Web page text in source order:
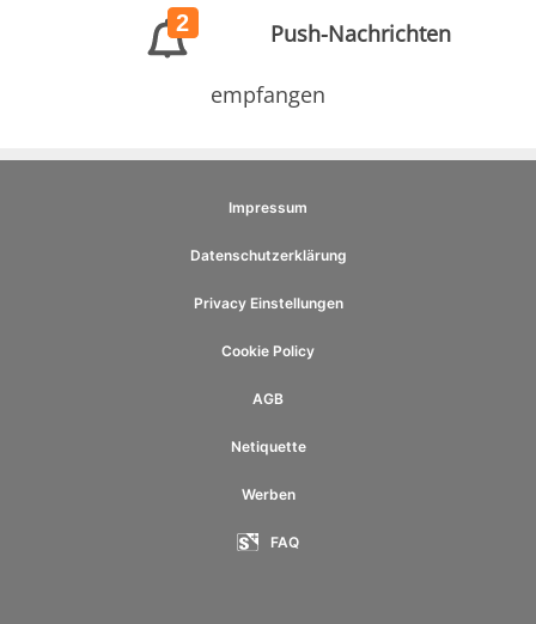
2 Push-Nachrichten
empfangen
Impressum
Datenschutzerklärung
Privacy Einstellungen
Cookie Policy
AGB
Netiquette
Werben
FAQ